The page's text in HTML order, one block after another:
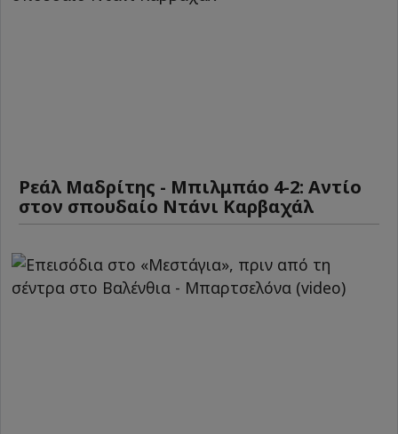
Ρεάλ Μαδρίτης - Μπιλμπάο 4-2: Αντίο
στον σπουδαίο Ντάνι Καρβαχάλ